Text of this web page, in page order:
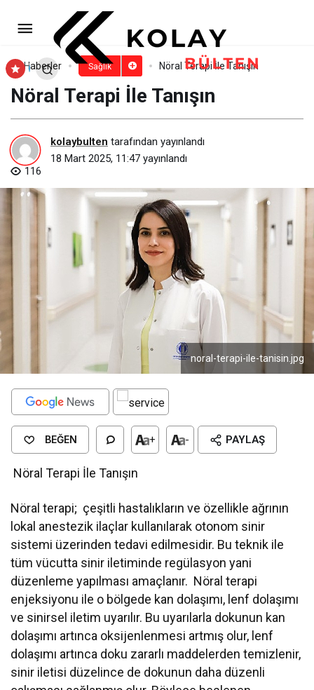
Haberler Sağlık Nöral Terapi İle Tanışın
Nöral Terapi İle Tanışın
kolaybulten tarafından yayınlandı
18 Mart 2025, 11:47 yayınlandı
116
noral-terapi-ile-tanisin.jpg
BEĞEN + - PAYLAŞ
Nöral Terapi İle Tanışın
Nöral terapi; çeşitli hastalıkların ve özellikle ağrının
lokal anestezik ilaçlar kullanılarak otonom sinir
sistemi üzerinden tedavi edilmesidir. Bu teknik ile
tüm vücutta sinir iletiminde regülasyon yani
düzenleme yapılması amaçlanır. Nöral terapi
enjeksiyonu ile o bölgede kan dolaşımı, lenf dolaşımı
ve sinirsel iletim uyarılır. Bu uyarılarla dokunun kan
dolaşımı artınca oksijenlenmesi artmış olur, lenf
dolaşımı artınca doku zararlı maddelerden temizlenir,
sinir iletisi düzelince de dokunun daha düzenli
Prof. Dr. Selçuk Erez’den
geleceğin hekimlerine tavsiye
Yorum Yap Paylaş